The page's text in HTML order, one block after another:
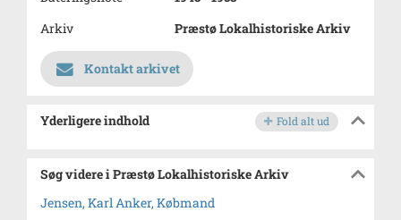
Arkiv
Præstø Lokalhistoriske Arkiv
Kontakt arkivet
Yderligere indhold Fold alt ud
Søg videre i Præstø Lokalhistoriske Arkiv
Jensen, Karl Anker, Købmand